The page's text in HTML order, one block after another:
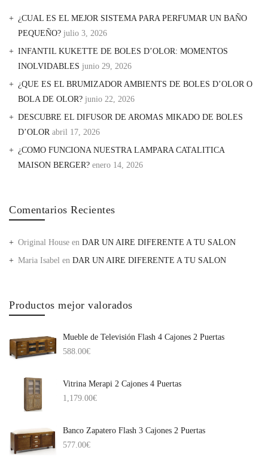
¿CUAL ES EL MEJOR SISTEMA PARA PERFUMAR UN BAÑO
PEQUEÑO? julio 3, 2026
INFANTIL KUKETTE DE BOLES D’OLOR: MOMENTOS
INOLVIDABLES junio 29, 2026
¿QUE ES EL BRUMIZADOR AMBIENTS DE BOLES D’OLOR O
BOLA DE OLOR? junio 22, 2026
DESCUBRE EL DIFUSOR DE AROMAS MIKADO DE BOLES
D’OLOR abril 17, 2026
¿COMO FUNCIONA NUESTRA LAMPARA CATALITICA
MAISON BERGER? enero 14, 2026
Comentarios Recientes
Original House en DAR UN AIRE DIFERENTE A TU SALON
Maria Isabel en DAR UN AIRE DIFERENTE A TU SALON
Productos mejor valorados
Mueble de Televisión Flash 4 Cajones 2 Puertas
588.00€
Vitrina Merapi 2 Cajones 4 Puertas
1,179.00€
Banco Zapatero Flash 3 Cajones 2 Puertas
577.00€